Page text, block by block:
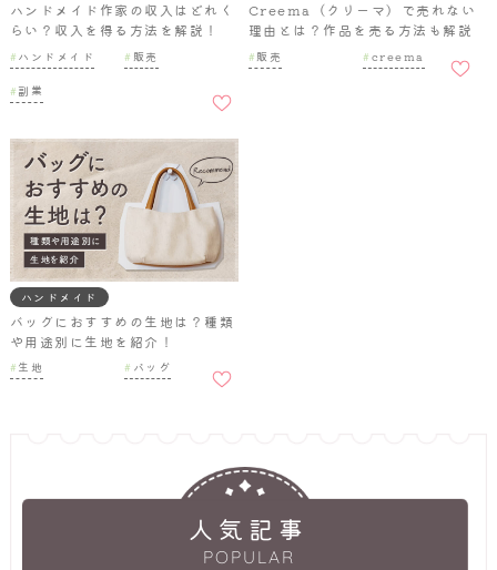
ハンドメイド作家の収入はどれく
らい？収入を得る方法を解説！
ハンドメイド 販売
副業
入りに
Creema（クリーマ）で売れない
理由とは？作品を売る方法も解説
販売 creema
入りに
ハンドメイド
バッグにおすすめの生地は？種類
や用途別に生地を紹介！
生地 バッグ
入りに
人気記事
POPULAR